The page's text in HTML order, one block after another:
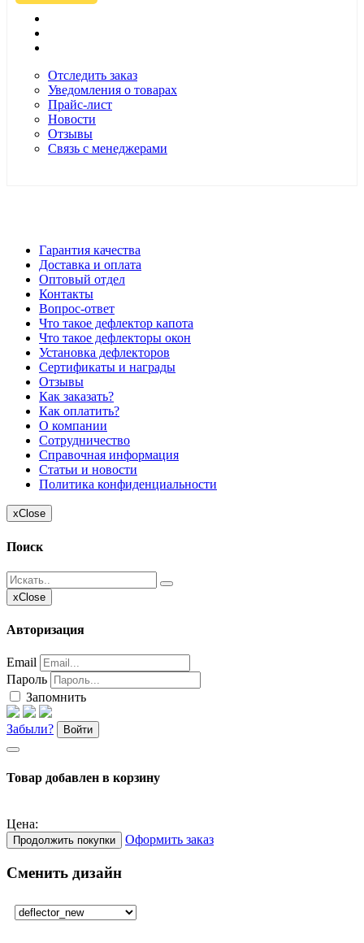
Отследить заказ
Уведомления о товарах
Прайс-лист
Новости
Отзывы
Связь с менеджерами
Гарантия качества
Доставка и оплата
Оптовый отдел
Контакты
Вопрос-ответ
Что такое дефлектор капота
Что такое дефлекторы окон
Установка дефлекторов
Сертификаты и награды
Отзывы
Как заказать?
Как оплатить?
О компании
Сотрудничество
Справочная информация
Статьи и новости
Политика конфиденциальности
xClose
Поиск
xClose
Авторизация
Email
Пароль
Запомнить
Забыли? Войти
Товар добавлен в корзину
Цена:
Продолжить покупки Оформить заказ
Сменить дизайн